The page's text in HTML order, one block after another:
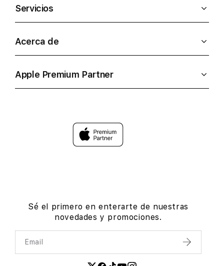
Servicios
Acerca de
Apple Premium Partner
Sé el primero en enterarte de nuestras
novedades y promociones.
Email